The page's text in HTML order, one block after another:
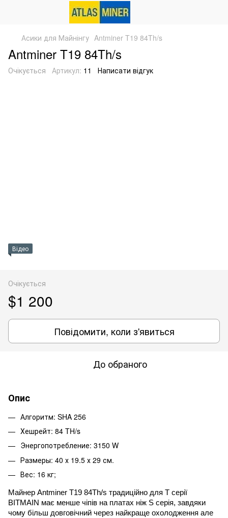
Асики для Майнінгу Antminer T19 84Th/s
Antminer T19 84Th/s
Очікується Артикул: 11 Написати відгук
Відео
Очікується
$1 200
Повідомити, коли з'явиться
До обраного
Опис
Алгоритм: SHA 256
Хешрейт: 84 TH/s
Энергопотребление: 3150 W
Размеры: 40 х 19.5 х 29 см.
Вес: 16 кг;
Майнер Antminer T19 84Th/s традиційно для T серії
BITMAIN має менше чіпів на платах ніж S серія, завдяки
чому більш довговічний через найкраще охолодження але